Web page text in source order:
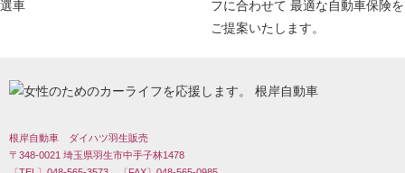
根岸自動車 ダイハツ羽生販売
〒348-0021 埼玉県羽生市中手子林1478